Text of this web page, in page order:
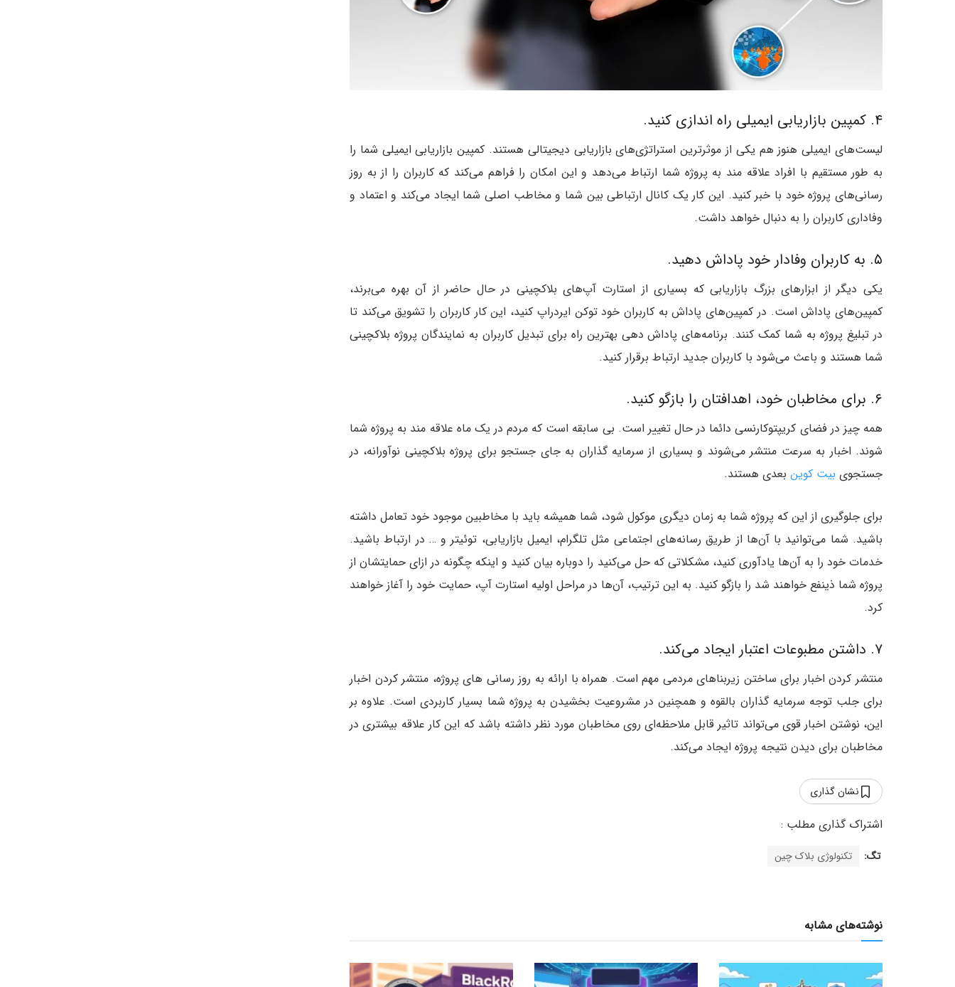
۴. کمپین بازاریابی ایمیلی راه اندازی کنید.
لیست‌های ایمیلی هنوز هم یکی از موثرترین استراتژی‌های بازاریابی دیجیتالی هستند. کمپین بازاریابی ایمیلی شما را
به طور مستقیم با افراد علاقه مند به پروژه شما ارتباط می‌دهد و این امکان را فراهم می‌کند که کاربران را از به روز
رسانی‌های پروژه خود با خبر کنید. این کار یک کانال ارتباطی بین شما و مخاطب اصلی شما ایجاد می‌کند و اعتماد و
وفاداری کاربران را به دنبال خواهد داشت.
۵. به کاربران وفادار خود پاداش دهید.
یکی دیگر از ابزارهای بزرگ بازاریابی که بسیاری از استارت آپ‌های بلاکچینی در حال حاضر از آن بهره می‌برند،
کمپین‌های پاداش است. در کمپین‌های پاداش به کاربران خود توکن ایردراپ کنید، این کار کاربران را تشویق می‌کند تا
در تبلیغ پروژه به شما کمک کنند. برنامه‌های پاداش دهی بهترین راه برای تبدیل کاربران به نمایندگان پروژه بلاکچینی
شما هستند و باعث می‌شود با کاربران جدید ارتباط برقرار کنید.
۶. برای مخاطبان خود، اهدافتان را بازگو کنید.
همه چیز در فضای کریپتوکارنسی دائما در حال تغییر است. بی سابقه است که مردم در یک ماه علاقه مند به پروژه شما
شوند. اخبار به سرعت منتشر می‌شوند و بسیاری از سرمایه گذاران به جای جستجو برای پروژه بلاکچینی نوآورانه، در
جستجوی بیت کوین بعدی هستند.
برای جلوگیری از این که پروژه شما به زمان دیگری موکول شود، شما همیشه باید با مخاطبین موجود خود تعامل داشته
باشید. شما می‌توانید با آن‌ها از طریق رسانه‌های اجتماعی مثل تلگرام، ایمیل بازاریابی، توئیتر و … در ارتباط باشید.
خدمات خود را به آن‌ها یادآوری کنید، مشکلاتی که حل می‌کنید را دوباره بیان کنید و اینکه چگونه در ازای حمایتشان از
پروژه شما ذینفع خواهند شد را بازگو کنید. به این ترتیب، آن‌ها در مراحل اولیه استارت آپ، حمایت خود را آغاز خواهند
کرد.
۷. داشتن مطبوعات اعتبار ایجاد می‌کند.
منتشر کردن اخبار برای ساختن زیربناهای مردمی مهم است. همراه با ارائه به روز رسانی های پروژه، منتشر کردن اخبار
برای جلب توجه سرمایه گذاران بالقوه و همچنین در مشروعیت بخشیدن به پروژه شما بسیار کاربردی است. علاوه بر
این، نوشتن اخبار قوی می‌تواند تاثیر قابل ملاحظه‌ای روی مخاطبان مورد نظر داشته باشد که این کار علاقه بیشتری در
مخاطبان برای دیدن نتیجه پروژه ایجاد می‌کند.
نشان گذاری
تگ: تکنولوژی بلاک چین
نوشته‌های مشابه